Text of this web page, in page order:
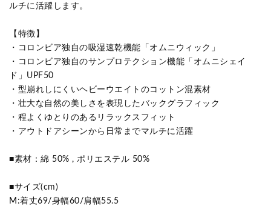
ルチに活躍します。
【特徴】
・コロンビア独自の吸湿速乾機能「オムニウィック」
・コロンビア独自のサンプロテクション機能「オムニシェイ
ド」UPF50
・型崩れしにくいヘビーウエイトのコットン混素材
・壮大な自然の美しさを表現したバックグラフィック
・程よくゆとりのあるリラックスフィット
・アウトドアシーンから日常までマルチに活躍
■素材：綿 50% , ポリエステル 50%
■サイズ(cm)
M:着丈69/身幅60/肩幅55.5